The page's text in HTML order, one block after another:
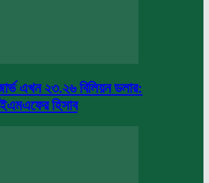
এখন ২৩.২৬ বিলিয়ন ডলার:
হিসাব